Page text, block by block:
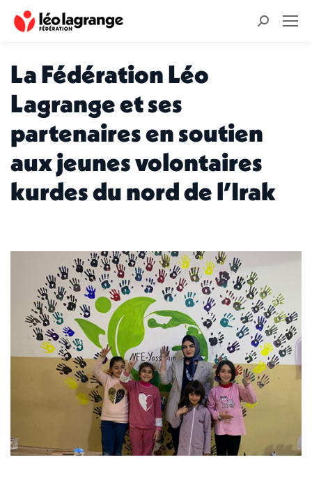
Recherche
La Fédération Léo
Lagrange et ses
partenaires en soutien
aux jeunes volontaires
kurdes du nord de l’Irak